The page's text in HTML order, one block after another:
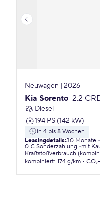
Neuwagen | 2026
Kia Sorento 2.2
Diesel
194 PS (142 kW)
in 4 bis 8 Wochen
Leasingdetails:30 Monate
0 € Sonderzahlung
mit
Kraftstoffverbrauch
kombiniert: 174 g/km